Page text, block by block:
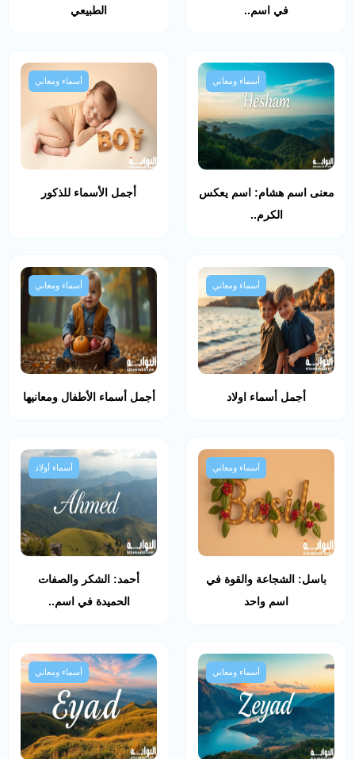
في اسم..
الطبيعي
أسماء ومعاني
معنى اسم هشام: اسم يعكس
الكرم..
أسماء ومعاني
أجمل الأسماء للذكور
أسماء ومعاني
أجمل أسماء اولاد
أسماء ومعاني
أجمل أسماء الأطفال ومعانيها
أسماء ومعاني
باسل: الشجاعة والقوة في
اسم واحد
أسماء أولاد
أحمد: الشكر والصفات
الحميدة في اسم..
أسماء ومعاني أسماء ومعاني